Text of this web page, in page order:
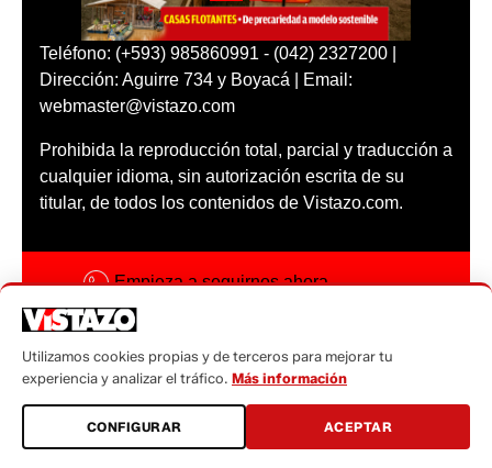
Teléfono: (+593) 985860991 - (042) 2327200 |
Dirección: Aguirre 734 y Boyacá | Email:
webmaster@vistazo.com
Prohibida la reproducción total, parcial y traducción a
cualquier idioma, sin autorización escrita de su
titular, de todos los contenidos de Vistazo.com.
Empieza a seguirnos ahora
Código ética
Sugerencias a:
sugerencias@vistazo.com
Utilizamos cookies propias y de terceros para mejorar tu
experiencia y analizar el tráfico. Más información
CONFIGURAR ACEPTAR